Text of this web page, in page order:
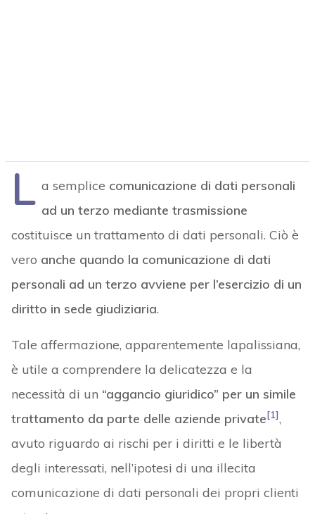
L a semplice comunicazione di dati personali
ad un terzo mediante trasmissione
costituisce un trattamento di dati personali. Ciò è
vero anche quando la comunicazione di dati
personali ad un terzo avviene per l’esercizio di un
diritto in sede giudiziaria.
Tale affermazione, apparentemente lapalissiana,
è utile a comprendere la delicatezza e la
necessità di un “aggancio giuridico” per un simile
trattamento da parte delle aziende private[1],
avuto riguardo ai rischi per i diritti e le libertà
degli interessati, nell’ipotesi di una illecita
comunicazione di dati personali dei propri clienti